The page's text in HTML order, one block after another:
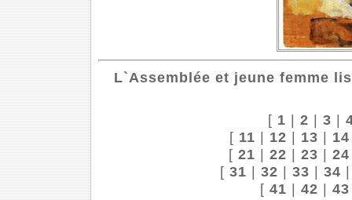
L`Assemblée et jeune femme
[ 1 | 2 | 3 |
[ 11 | 12 | 13 | 14
[ 21 | 22 | 23 | 24
[ 31 | 32 | 33 | 34
[ 41 | 42 | 43